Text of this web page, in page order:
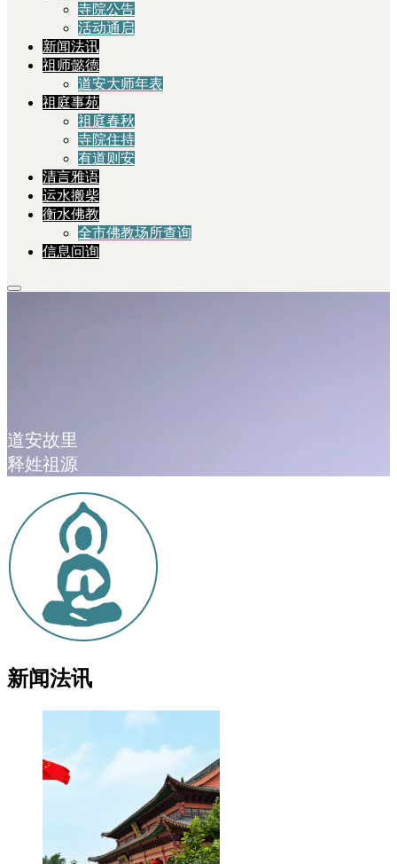
寺院公告
活动通启
新闻法讯
祖师懿德
道安大师年表
祖庭事苑
祖庭春秋
寺院住持
有道则安
清言雅语
运水搬柴
衡水佛教
全市佛教场所查询
信息问询
道安故里
释姓祖源
新闻法讯